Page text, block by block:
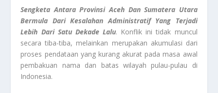
Sengketa Antara Provinsi Aceh Dan Sumatera Utara
Bermula Dari Kesalahan Administratif Yang Terjadi
Lebih Dari Satu Dekade Lalu. Konflik ini tidak muncul
secara tiba-tiba, melainkan merupakan akumulasi dari
proses pendataan yang kurang akurat pada masa awal
pembakuan nama dan batas wilayah pulau-pulau di
Indonesia.